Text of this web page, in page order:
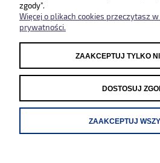
WWW.SYSTEMCERAM.PL|
zgody".
Więcej o plikach cookies przeczytasz
prywatności.
ZAAKCEPTUJ TYLKO
DOSTOSUJ
ZAAKCEPTUJ